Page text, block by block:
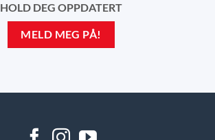
HOLD DEG OPPDATERT
MELD MEG PÅ!